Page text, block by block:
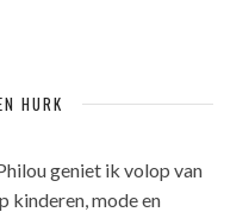
HURK
geniet ik volop van
kinderen, mode en